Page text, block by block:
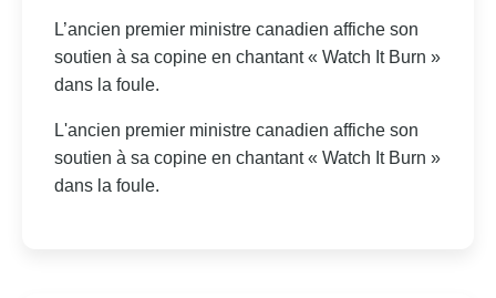
L’ancien premier ministre canadien affiche son
soutien à sa copine en chantant « Watch It Burn »
dans la foule.
L'ancien premier ministre canadien affiche son
soutien à sa copine en chantant « Watch It Burn »
dans la foule.